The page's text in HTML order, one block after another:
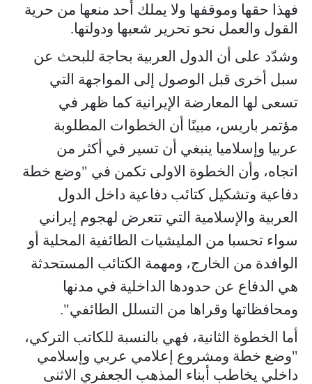
فهذا حقها وموقفها ولا يملك أحد منعها من حرية
القول والعمل نحو تحرير شعبها ودولتها.
وشدّد على أن الدول العربية بحاجة للبحث عن
سبل أخرى قبل الوصول إلى المواجهة التي
تسعى لها المعارضة الإيرانية كما ظهر في
مؤتمر باريس، مبينًا أن الخطوات المطلوبة
عربيا وإسلاميا ينبغي أن تسير في أكثر من
اتجاه، وأن الخطوة الاولى تكمن في "وضع خطة
دفاعية وتشكيل كتائب دفاعية داخل الدول
العربية والإسلامية التي تتعرض لهجوم إيراني
سواء تحسبا من المليشيات الطائفية المحلية أو
الوافدة من الخارج، ومهمة الكتائب المستحدثة
هي الدفاع عن حدودها الداخلية في مدنها
ومحافظاتها وقراها من التسلل الطائفي".
أما الخطوة الثانية، فهي بالنسبة للكاتب التركي،
"وضع خطة ومشروع إعلامي عربي وإسلامي
داخلي يخاطب أبناء المذهب الجعفري الاثنى